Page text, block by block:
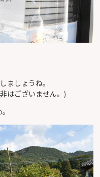
ましょうね。
はございません。)